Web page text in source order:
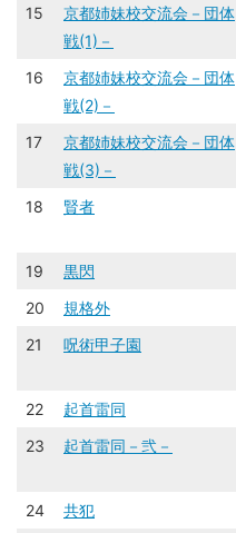
15
京都姉妹校交流会－団体
戦(1)－
16
京都姉妹校交流会－団体
戦(2)－
17
京都姉妹校交流会－団体
戦(3)－
18 賢者
19
黒閃
20
規格外
21
呪術甲子園
22
起首雷同
23
起首雷同－弐－
24
共犯